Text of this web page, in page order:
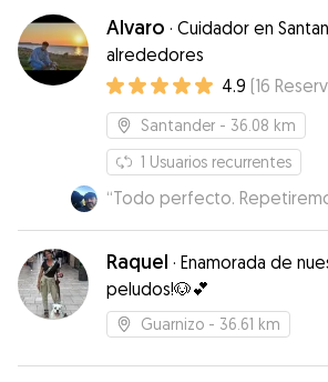
Alvaro · Cuidador en
alrededores
4.9 (16
Santander - 36.08 km
1 Usuarios recurrentes
“Todo perfecto.
Raquel · Enamorada de
peludos!🐶💕
Guarnizo - 36.61 km